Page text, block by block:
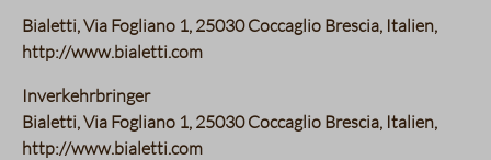
Bialetti, Via Fogliano 1, 25030 Coccaglio Brescia, Italien,
http://www.bialetti.com
Inverkehrbringer
Bialetti, Via Fogliano 1, 25030 Coccaglio Brescia, Italien,
http://www.bialetti.com